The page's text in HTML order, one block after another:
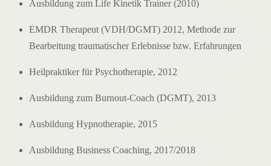
Ausbildung zum Life Kinetik Trainer (2010)
EMDR Therapeut (VDH/DGMT) 2012, Methode zur
Bearbeitung traumatischer Erlebnisse bzw. Erfahrungen
Heilpraktiker für Psychotherapie, 2012
Ausbildung zum Burnout-Coach (DGMT), 2013
Ausbildung Hypnotherapie, 2015
Ausbildung Business Coaching, 2017/2018